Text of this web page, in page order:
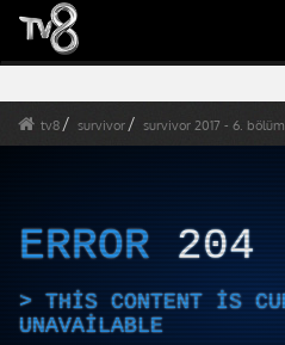
tv8 survivor survivor 2017 - 6. bölüm
ERROR 204
THIS CONTENT IS
UNAVAILABLE